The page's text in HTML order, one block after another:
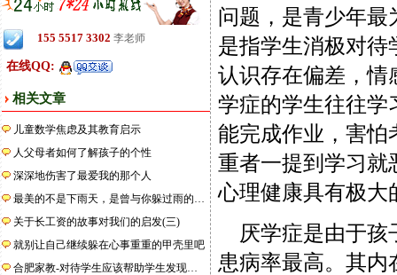
155 5517 3302 李老师
在线QQ:
相关文章
儿童数学焦虑及其教育启示
人父母者如何了解孩子的个性
深深地伤害了最爱我的那个人
最美的不是下雨天，是曾与你躲过雨的…
关于长工资的故事对我们的启发(三)
就别让自己继续躲在心事重重的甲壳里吧
合肥家教-对待学生应该帮助学生发现…
问题，是青少年最
是指学生消极对待
认识存在偏差，情
学症的学生往往学
能完成作业，害怕
重者一提到学习就
心理健康具有极大
厌学症是由于孩
患病率最高。其